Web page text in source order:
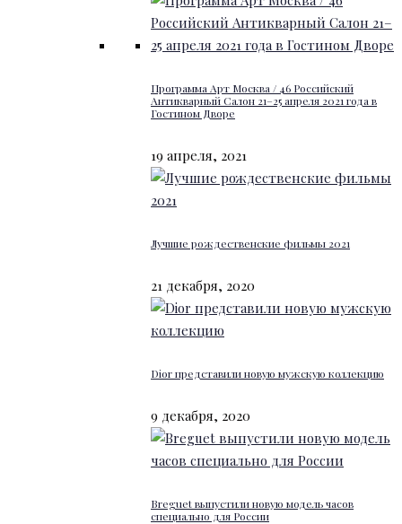
Программа Арт Москва / 46 Российский
Антикварный Салон 21–25 апреля 2021 года в
Гостином Дворе
19 апреля, 2021
Лучшие рождественские фильмы 2021
21 декабря, 2020
Dior представили новую мужскую коллекцию
9 декабря, 2020
Breguet выпустили новую модель часов
специально для России